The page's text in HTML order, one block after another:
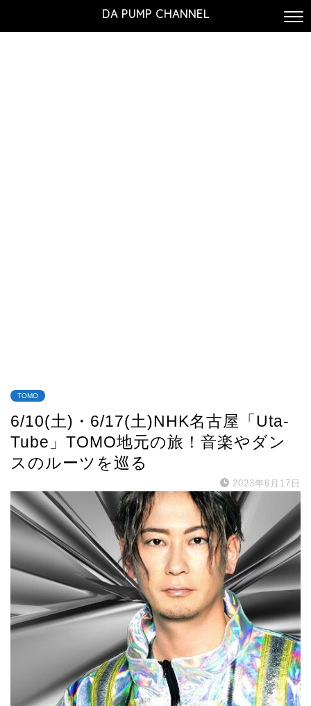
DA PUMP CHANNEL
TOMO
6/10(土)・6/17(土)NHK名古屋「Uta-
Tube」TOMO地元の旅！音楽やダン
スのルーツを巡る
2023年6月17日